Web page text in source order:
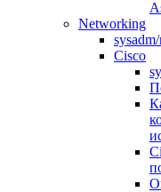
Networking
Cisco